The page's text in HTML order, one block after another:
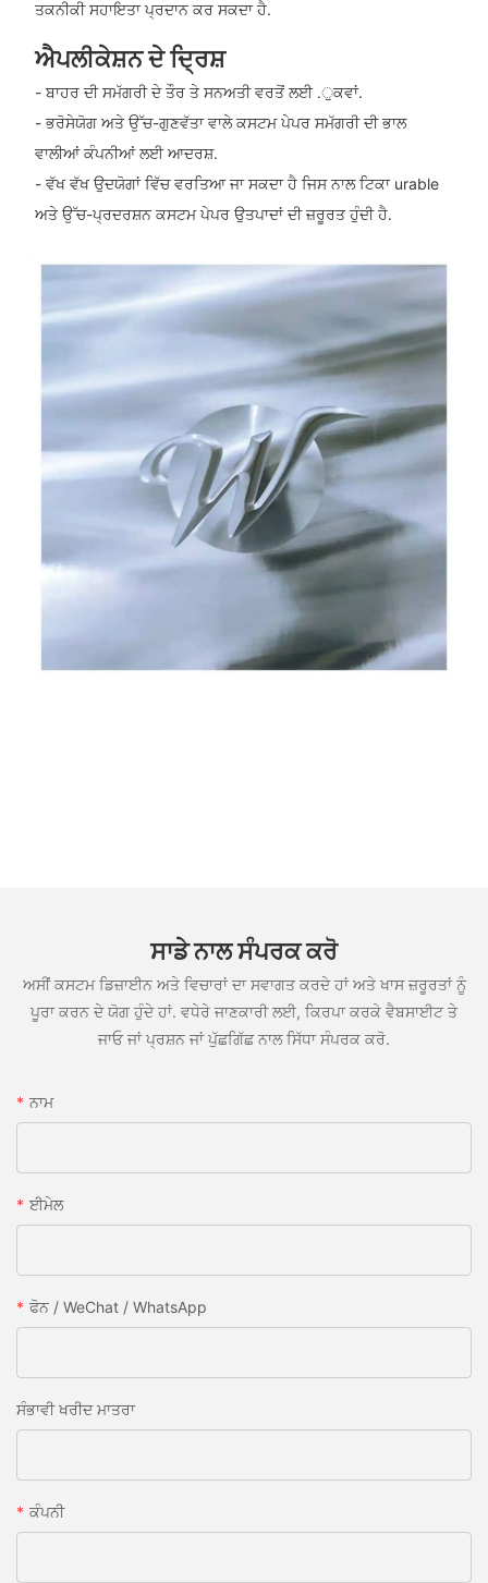
ਤਕਨੀਕੀ ਸਹਾਇਤਾ ਪ੍ਰਦਾਨ ਕਰ ਸਕਦਾ ਹੈ.
ਐਪਲੀਕੇਸ਼ਨ ਦੇ ਦ੍ਰਿਸ਼
- ਬਾਹਰ ਦੀ ਸਮੱਗਰੀ ਦੇ ਤੌਰ ਤੇ ਸਨਅਤੀ ਵਰਤੋਂ ਲਈ .ੁਕਵਾਂ.
- ਭਰੋਸੇਯੋਗ ਅਤੇ ਉੱਚ-ਗੁਣਵੱਤਾ ਵਾਲੇ ਕਸਟਮ ਪੇਪਰ ਸਮੱਗਰੀ ਦੀ ਭਾਲ
ਵਾਲੀਆਂ ਕੰਪਨੀਆਂ ਲਈ ਆਦਰਸ਼.
- ਵੱਖ ਵੱਖ ਉਦਯੋਗਾਂ ਵਿੱਚ ਵਰਤਿਆ ਜਾ ਸਕਦਾ ਹੈ ਜਿਸ ਨਾਲ ਟਿਕਾ urable
ਅਤੇ ਉੱਚ-ਪ੍ਰਦਰਸ਼ਨ ਕਸਟਮ ਪੇਪਰ ਉਤਪਾਦਾਂ ਦੀ ਜ਼ਰੂਰਤ ਹੁੰਦੀ ਹੈ.
ਸਾਡੇ ਨਾਲ ਸੰਪਰਕ ਕਰੋ
ਅਸੀਂ ਕਸਟਮ ਡਿਜ਼ਾਈਨ ਅਤੇ ਵਿਚਾਰਾਂ ਦਾ ਸਵਾਗਤ ਕਰਦੇ ਹਾਂ ਅਤੇ ਖਾਸ ਜ਼ਰੂਰਤਾਂ ਨੂੰ
ਪੂਰਾ ਕਰਨ ਦੇ ਯੋਗ ਹੁੰਦੇ ਹਾਂ. ਵਧੇਰੇ ਜਾਣਕਾਰੀ ਲਈ, ਕਿਰਪਾ ਕਰਕੇ ਵੈਬਸਾਈਟ ਤੇ
ਜਾਓ ਜਾਂ ਪ੍ਰਸ਼ਨ ਜਾਂ ਪੁੱਛਗਿੱਛ ਨਾਲ ਸਿੱਧਾ ਸੰਪਰਕ ਕਰੋ.
ਨਾਮ
ਈਮੇਲ
ਫੋਨ / WeChat / WhatsApp
ਸੰਭਾਵੀ ਖਰੀਦ ਮਾਤਰਾ
ਕੰਪਨੀ